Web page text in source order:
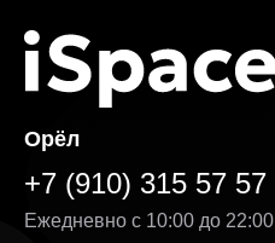
Орёл
+7 (910) 315 57 57
Ежедневно с 10:00 до 22:00